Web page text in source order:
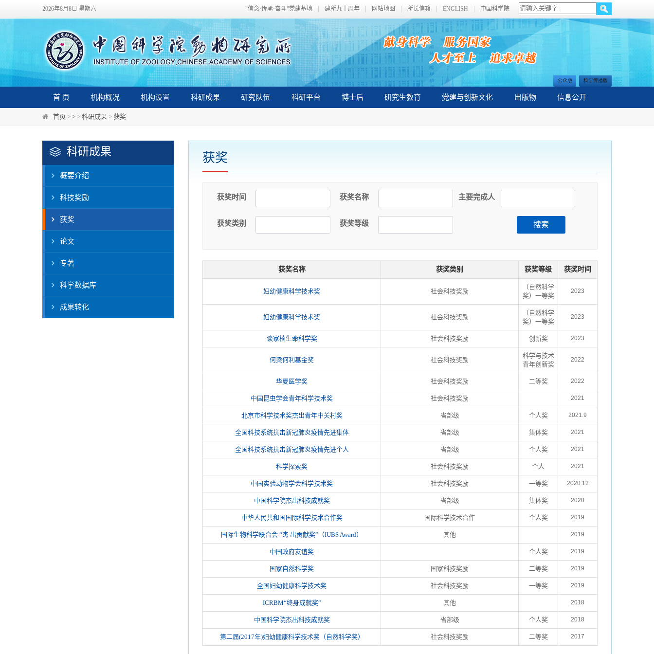
2026年8月8日 星期六 "信念·传承·奋斗"党建基地 建所九十周年 网站地图 所长信箱 ENGLISH 中国科学院
科学传播版
公众版
首 页 机构概况 机构设置 科研成果 研究队伍 科研平台 博士后 研究生教育 党建与创新文化 出版物 信息公开
首页 > > > 科研成果 > 获奖
科研成果
概要介绍
科技奖励
获奖
论文
专著
科学数据库
成果转化
获奖
获奖时间 获奖名称 主要完成人
获奖类别 获奖等级 搜索
获奖名称 获奖类别 获奖等级 获奖时间
妇幼健康科学技术奖 社会科技奖励
（自然科学
奖）一等奖
2023
妇幼健康科学技术奖 社会科技奖励
（自然科学
奖）一等奖
2023
谈家桢生命科学奖 社会科技奖励 创新奖 2023
何梁何利基金奖 社会科技奖励
科学与技术
青年创新奖
2022
华夏医学奖 社会科技奖励 二等奖 2022
中国昆虫学会青年科学技术奖 社会科技奖励 2021
北京市科学技术奖杰出青年中关村奖 省部级 个人奖 2021.9
全国科技系统抗击新冠肺炎疫情先进集体 省部级 集体奖 2021
全国科技系统抗击新冠肺炎疫情先进个人 省部级 个人奖 2021
科学探索奖 社会科技奖励 个人 2021
中国实验动物学会科学技术奖 社会科技奖励 一等奖 2020.12
中国科学院杰出科技成就奖 省部级 集体奖 2020
中华人民共和国国际科学技术合作奖 国际科学技术合作 个人奖 2019
国际生物科学联合会 “杰 出贡献奖”（IUBS Award） 其他 2019
中国政府友谊奖 个人奖 2019
国家自然科学奖 国家科技奖励 二等奖 2019
全国妇幼健康科学技术奖 社会科技奖励 一等奖 2019
ICRBM“终身成就奖” 其他 2018
中国科学院杰出科技成就奖 省部级 个人奖 2018
第二届(2017年)妇幼健康科学技术奖（自然科学奖） 社会科技奖励 二等奖 2017